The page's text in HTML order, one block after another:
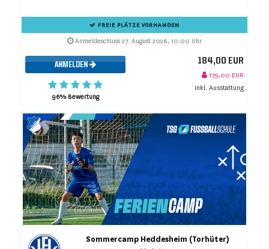
FREIE PLÄTZE VORHANDEN
Anmeldeschluss 27. August 2026, 10:00 Uhr
ANMELDEN
96% Bewertung
184,00 EUR
179,00 EUR
inkl. Ausstattung
Sommercamp Heddesheim (Torhüter)